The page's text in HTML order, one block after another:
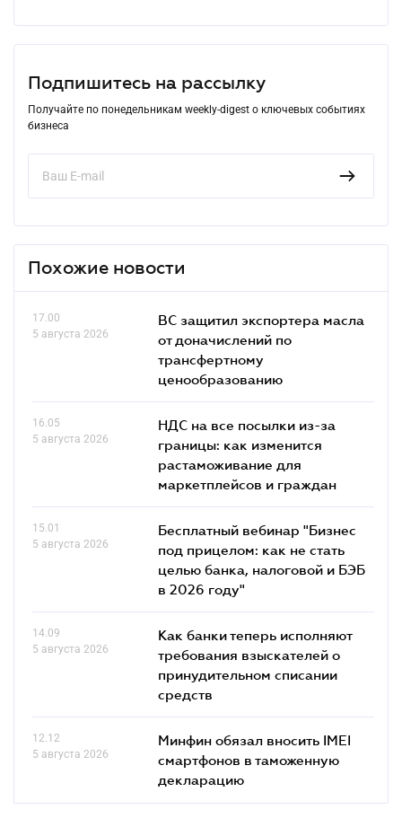
Подпишитесь на рассылку
Получайте по понедельникам weekly-digest о ключевых событиях
бизнеса
Похожие новости
17.00
5 августа 2026
ВС защитил экспортера масла
от доначислений по
трансфертному
ценообразованию
16.05
5 августа 2026
НДС на все посылки из-за
границы: как изменится
растаможивание для
маркетплейсов и граждан
15.01
5 августа 2026
Бесплатный вебинар "Бизнес
под прицелом: как не стать
целью банка, налоговой и БЭБ
в 2026 году"
14.09
5 августа 2026
Как банки теперь исполняют
требования взыскателей о
принудительном списании
средств
12.12
5 августа 2026
Минфин обязал вносить IMEI
смартфонов в таможенную
декларацию